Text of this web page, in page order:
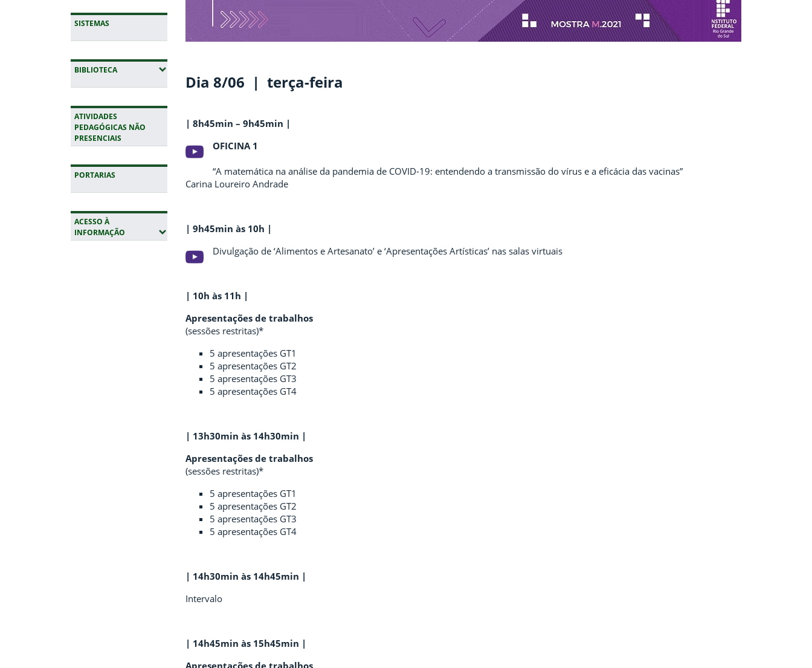
SISTEMAS
BIBLIOTECA(EXPANDIR SUBMENUS)
ATIVIDADES
PEDAGÓGICAS NÃO
PRESENCIAIS
PORTARIAS
ACESSO À
INFORMAÇÃO (EXPANDIR SUBMENUS)
Dia 8/06 | terça-feira
| 8h45min – 9h45min |
OFICINA 1
“A matemática na análise da pandemia de COVID-19: entendendo a transmissão do vírus e a eficácia das vacinas”
Carina Loureiro Andrade
| 9h45min às 10h |
Divulgação de ‘Alimentos e Artesanato’ e ‘Apresentações Artísticas’ nas salas virtuais
| 10h às 11h |
Apresentações de trabalhos
(sessões restritas)*
5 apresentações GT1
5 apresentações GT2
5 apresentações GT3
5 apresentações GT4
| 13h30min às 14h30min |
Apresentações de trabalhos
(sessões restritas)*
5 apresentações GT1
5 apresentações GT2
5 apresentações GT3
5 apresentações GT4
| 14h30min às 14h45min |
Intervalo
| 14h45min às 15h45min |
Apresentações de trabalhos